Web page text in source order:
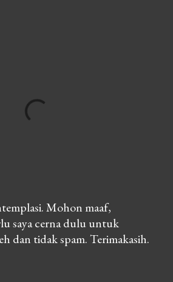
Mohon maaf,
saya cerna dulu untuk
dan tidak spam. Terimakasih.